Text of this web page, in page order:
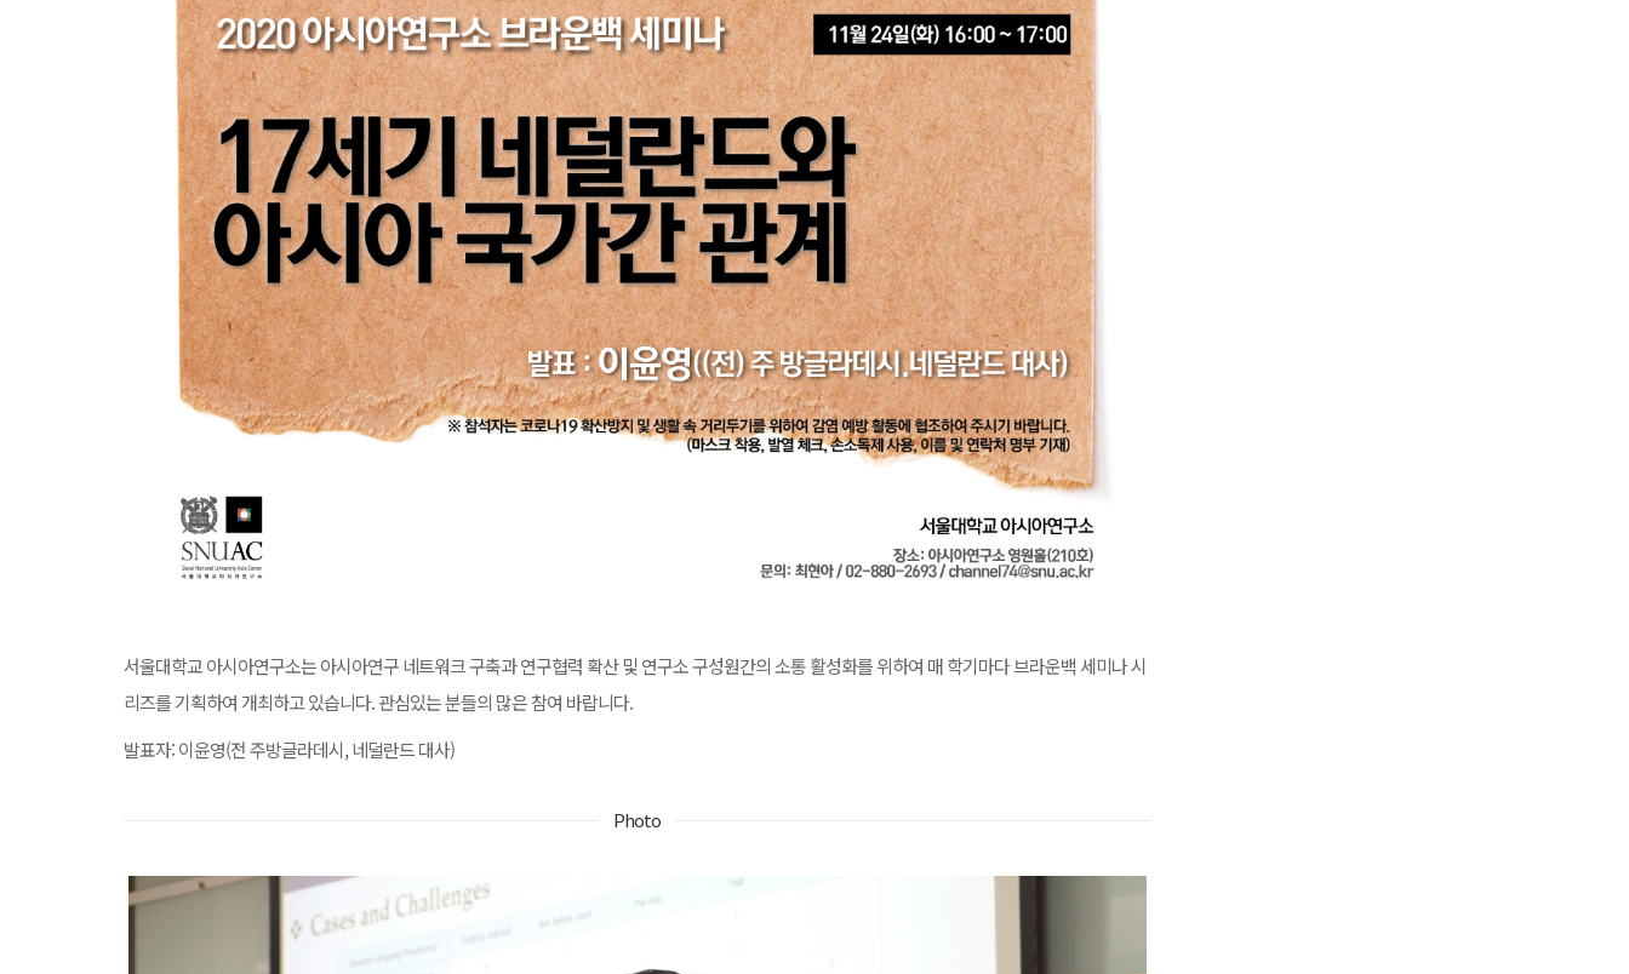
서울대학교 아시아연구소는 아시아연구 네트워크 구축과 연구협력 확산 및 연구소 구성원간의 소통 활성화를 위하여 매 학기마다 브라운백 세미나 시
리즈를 기획하여 개최하고 있습니다. 관심있는 분들의 많은 참여 바랍니다.
발표자: 이윤영(전 주방글라데시, 네덜란드 대사)
Photo